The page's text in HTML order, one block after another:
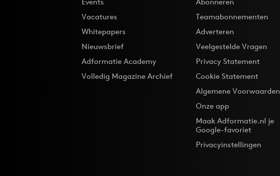
Vacatures
Whitepapers
Nieuwsbrief
Adformatie Academy
Volledig Magazine Archief
Teamabonnementen
Adverteren
Veelgestelde Vragen
Privacy Statement
Cookie Statement
Algemene Voorwaarden
Onze app
Maak Adformatie.nl je
Google-favoriet
Privacyinstellingen